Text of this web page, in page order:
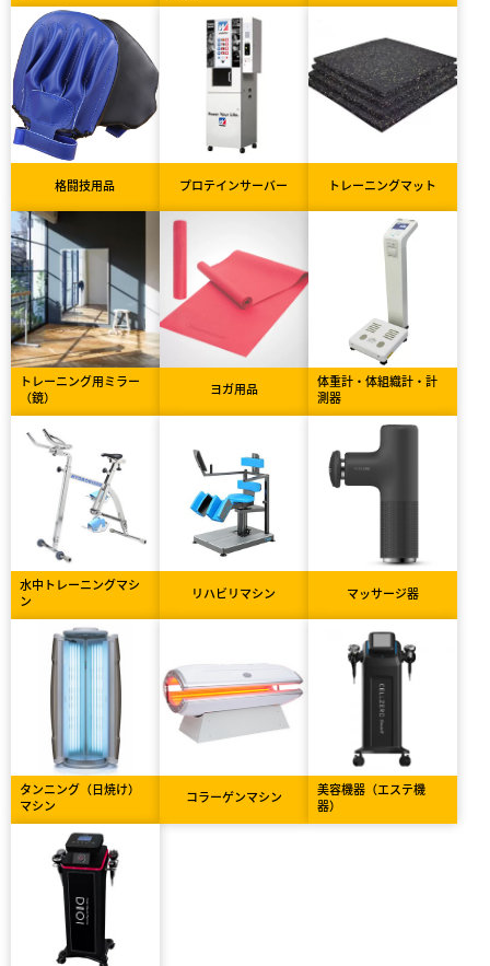
格闘技用品 プロテインサーバー トレーニングマット
トレーニング用ミラー
（鏡）
ヨガ用品
体重計・体組織計・計
測器
水中トレーニングマシ
ン
リハビリマシン マッサージ器
タンニング（日焼け）
マシン
コラーゲンマシン
美容機器（エステ機
器）